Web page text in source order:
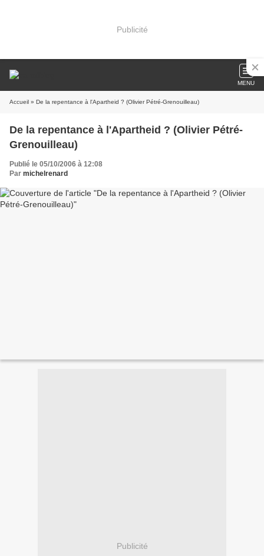
Publicité
MENU
Accueil » De la repentance à l'Apartheid ? (Olivier Pétré-Grenouilleau)
De la repentance à l'Apartheid ? (Olivier Pétré-
Grenouilleau)
Publié le 05/10/2006 à 12:08
Par michelrenard
Publicité